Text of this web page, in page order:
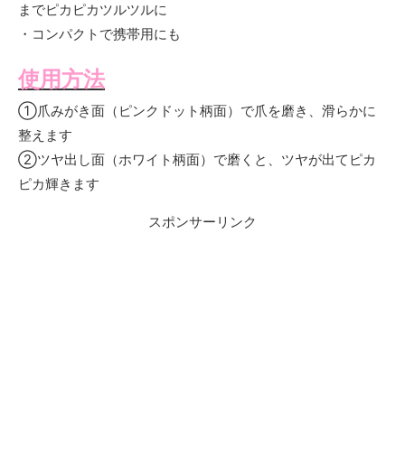
までピカピカツルツルに
・コンパクトで携帯用にも
使用方法
①爪みがき面（ピンクドット柄面）で爪を磨き、滑らかに
整えます
②ツヤ出し面（ホワイト柄面）で磨くと、ツヤが出てピカ
ピカ輝きます
スポンサーリンク